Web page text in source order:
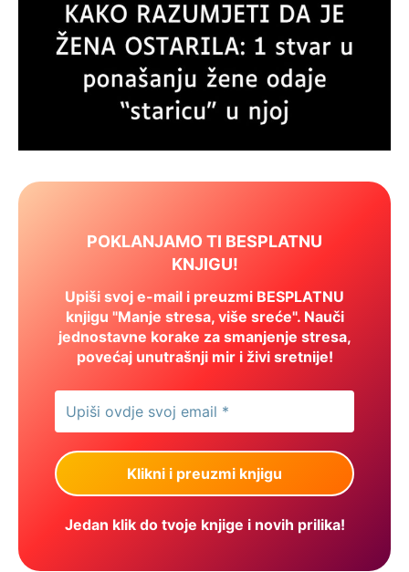
POKLANJAMO TI BESPLATNU
KNJIGU!
Upiši svoj e-mail i preuzmi BESPLATNU
knjigu "Manje stresa, više sreće". Nauči
jednostavne korake za smanjenje stresa,
povećaj unutrašnji mir i živi sretnije!
Jedan klik do tvoje knjige i novih prilika!